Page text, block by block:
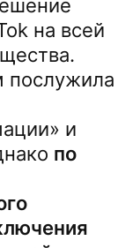
на всей
послужила
и
по